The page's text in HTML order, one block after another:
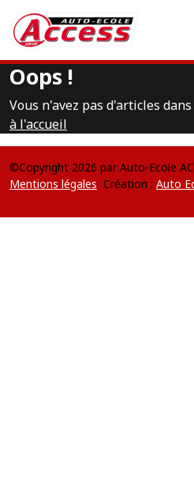
Panneau de gestion des cookies
Oops !
Vous n'avez pas d'articles
à l'accueil
©Copyright 2026 par Auto-Ecole
Mentions légales Création : Auto